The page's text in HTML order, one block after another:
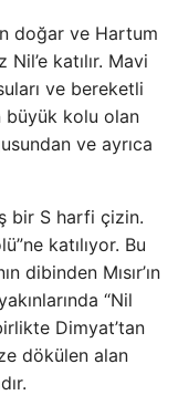
doğar ve Hartum
Nil’e katılır. Mavi
ve bereketli
büyük kolu olan
ve ayrıca
bir S harfi çizin.
katılıyor. Bu
dibinden Mısır’ın
“Nil
Dimyat’tan
dökülen alan